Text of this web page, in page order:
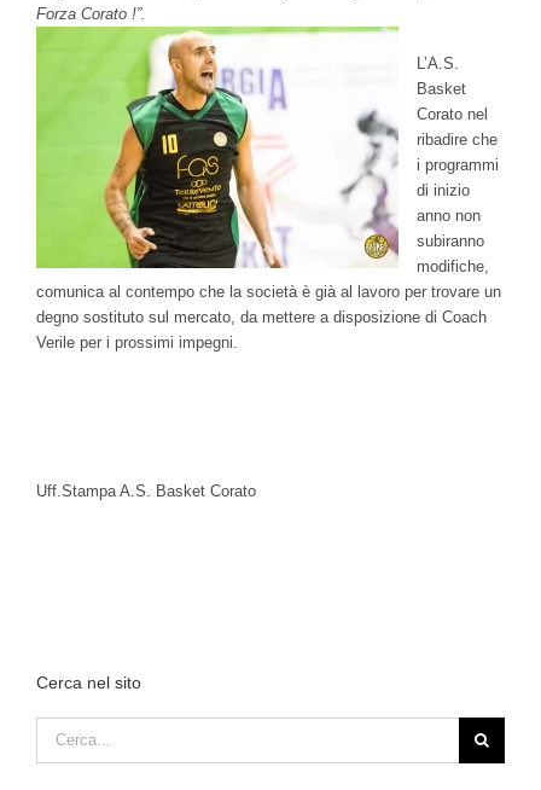
Forza Corato !”.
L’A.S.
Basket
Corato nel
ribadire che
i programmi
di inizio
anno non
subiranno
modifiche,
comunica al contempo che la società è già al lavoro per trovare un
degno sostituto sul mercato, da mettere a disposizione di Coach
Verile per i prossimi impegni.
Uff.Stampa A.S. Basket Corato
Cerca nel sito